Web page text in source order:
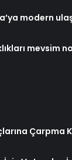
modern
mevsim
Çarpma